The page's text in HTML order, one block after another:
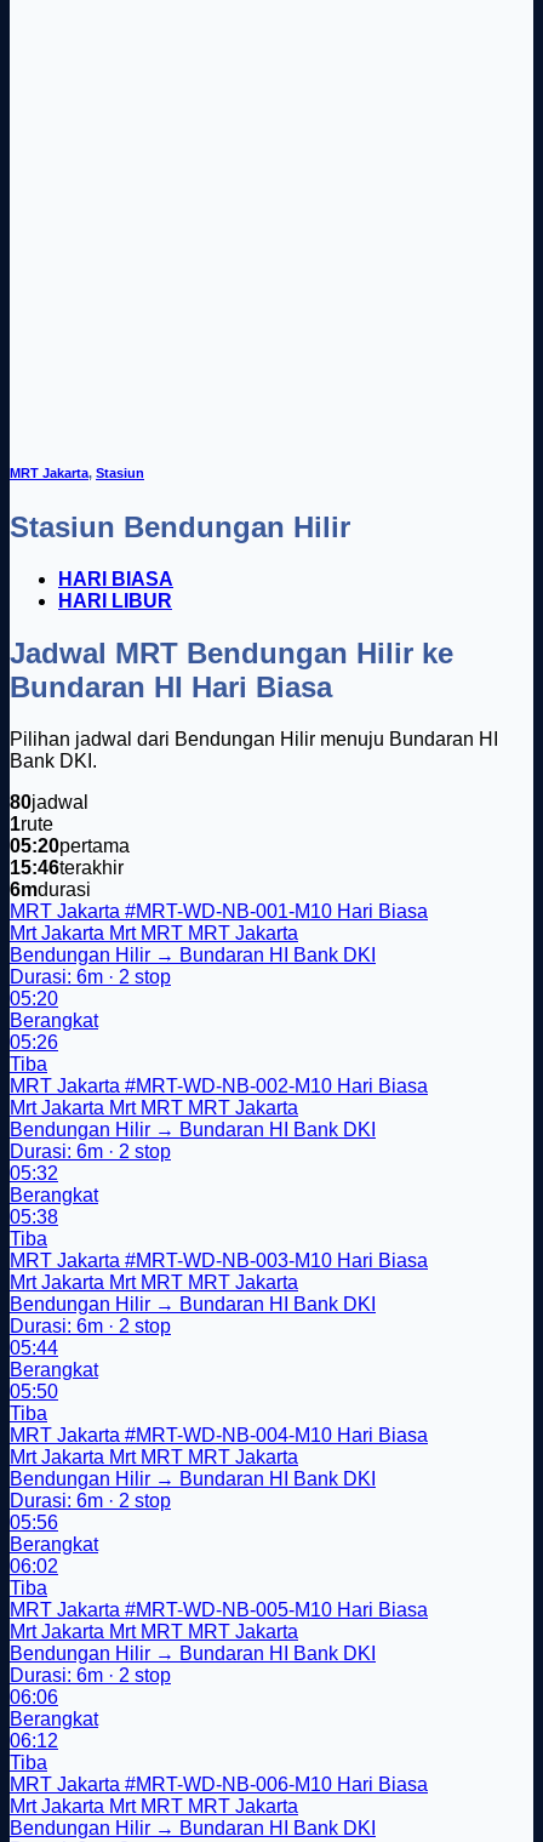
MRT Jakarta, Stasiun
Stasiun Bendungan Hilir
HARI BIASA
HARI LIBUR
Jadwal MRT Bendungan Hilir ke
Bundaran HI Hari Biasa
Pilihan jadwal dari Bendungan Hilir menuju Bundaran HI
Bank DKI.
80jadwal
1rute
05:20pertama
15:46terakhir
6mdurasi
MRT Jakarta #MRT-WD-NB-001-M10 Hari Biasa
Mrt Jakarta Mrt MRT MRT Jakarta
Bendungan Hilir → Bundaran HI Bank DKI
Durasi: 6m · 2 stop
05:20
Berangkat
05:26
Tiba
MRT Jakarta #MRT-WD-NB-002-M10 Hari Biasa
Mrt Jakarta Mrt MRT MRT Jakarta
Bendungan Hilir → Bundaran HI Bank DKI
Durasi: 6m · 2 stop
05:32
Berangkat
05:38
Tiba
MRT Jakarta #MRT-WD-NB-003-M10 Hari Biasa
Mrt Jakarta Mrt MRT MRT Jakarta
Bendungan Hilir → Bundaran HI Bank DKI
Durasi: 6m · 2 stop
05:44
Berangkat
05:50
Tiba
MRT Jakarta #MRT-WD-NB-004-M10 Hari Biasa
Mrt Jakarta Mrt MRT MRT Jakarta
Bendungan Hilir → Bundaran HI Bank DKI
Durasi: 6m · 2 stop
05:56
Berangkat
06:02
Tiba
MRT Jakarta #MRT-WD-NB-005-M10 Hari Biasa
Mrt Jakarta Mrt MRT MRT Jakarta
Bendungan Hilir → Bundaran HI Bank DKI
Durasi: 6m · 2 stop
06:06
Berangkat
06:12
Tiba
MRT Jakarta #MRT-WD-NB-006-M10 Hari Biasa
Mrt Jakarta Mrt MRT MRT Jakarta
Bendungan Hilir → Bundaran HI Bank DKI